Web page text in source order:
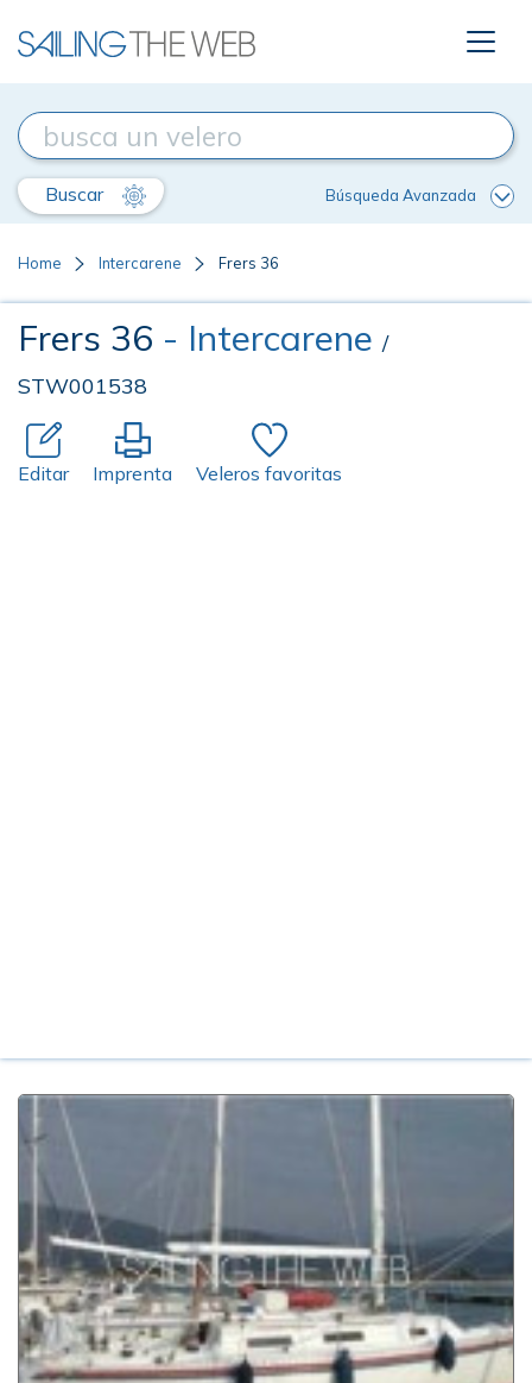
Buscar Búsqueda Avanzada
Home Intercarene Frers 36
Frers 36 - Intercarene /
STW001538
Editar Imprenta Veleros favoritas